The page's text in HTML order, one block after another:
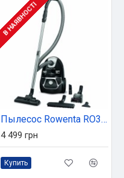
В НАЯВНОСТІ
Пылесос Rowenta RO3985EA
4 499 грн
Купить